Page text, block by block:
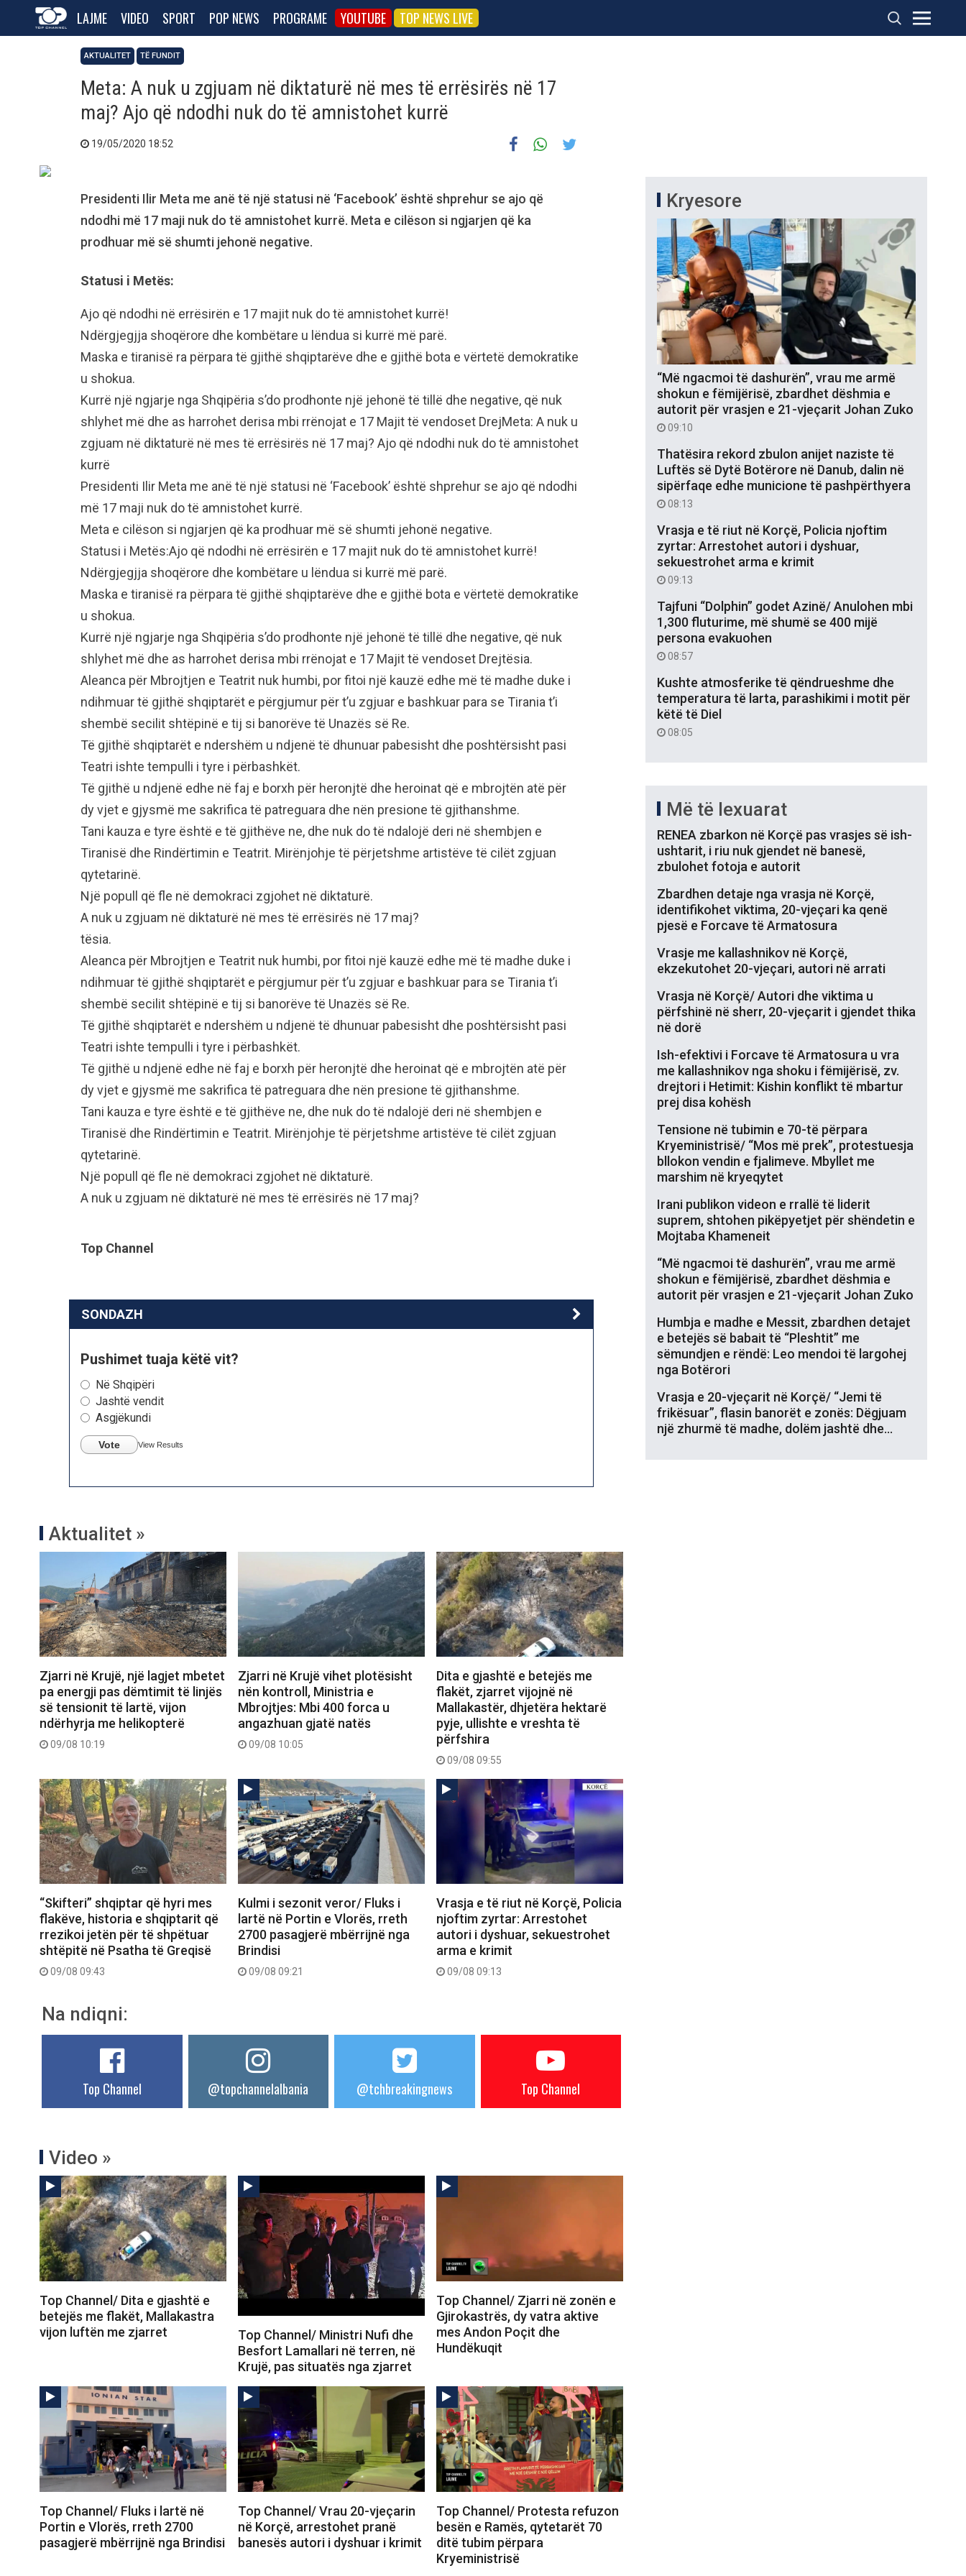
LAJME VIDEO SPORT POP NEWS PROGRAME YOUTUBE TOP NEWS LIVE
AKTUALITET TË FUNDIT
Meta: A nuk u zgjuam në diktaturë në mes të errësirës në 17
maj? Ajo që ndodhi nuk do të amnistohet kurrë
19/05/2020 18:52
Presidenti Ilir Meta me anë të një statusi në ‘Facebook’ është shprehur se ajo që
ndodhi më 17 maji nuk do të amnistohet kurrë. Meta e cilëson si ngjarjen që ka
prodhuar më së shumti jehonë negative.
Statusi i Metës:
Ajo që ndodhi në errësirën e 17 majit nuk do të amnistohet kurrë!
Ndërgjegjja shoqërore dhe kombëtare u lëndua si kurrë më parë.
Maska e tiranisë ra përpara të gjithë shqiptarëve dhe e gjithë bota e vërtetë demokratike
u shokua.
Kurrë një ngjarje nga Shqipëria s’do prodhonte një jehonë të tillë dhe negative, që nuk
shlyhet më dhe as harrohet derisa mbi rrënojat e 17 Majit të vendoset DrejMeta: A nuk u
zgjuam në diktaturë në mes të errësirës në 17 maj? Ajo që ndodhi nuk do të amnistohet
kurrë
Presidenti Ilir Meta me anë të një statusi në ‘Facebook’ është shprehur se ajo që ndodhi
më 17 maji nuk do të amnistohet kurrë.
Meta e cilëson si ngjarjen që ka prodhuar më së shumti jehonë negative.
Statusi i Metës:Ajo që ndodhi në errësirën e 17 majit nuk do të amnistohet kurrë!
Ndërgjegjja shoqërore dhe kombëtare u lëndua si kurrë më parë.
Maska e tiranisë ra përpara të gjithë shqiptarëve dhe e gjithë bota e vërtetë demokratike
u shokua.
Kurrë një ngjarje nga Shqipëria s’do prodhonte një jehonë të tillë dhe negative, që nuk
shlyhet më dhe as harrohet derisa mbi rrënojat e 17 Majit të vendoset Drejtësia.
Aleanca për Mbrojtjen e Teatrit nuk humbi, por fitoi një kauzë edhe më të madhe duke i
ndihmuar të gjithë shqiptarët e përgjumur për t’u zgjuar e bashkuar para se Tirania t’i
shembë secilit shtëpinë e tij si banorëve të Unazës së Re.
Të gjithë shqiptarët e ndershëm u ndjenë të dhunuar pabesisht dhe poshtërsisht pasi
Teatri ishte tempulli i tyre i përbashkët.
Të gjithë u ndjenë edhe në faj e borxh për heronjtë dhe heroinat që e mbrojtën atë për
dy vjet e gjysmë me sakrifica të patreguara dhe nën presione të gjithanshme.
Tani kauza e tyre është e të gjithëve ne, dhe nuk do të ndalojë deri në shembjen e
Tiranisë dhe Rindërtimin e Teatrit. Mirënjohje të përjetshme artistëve të cilët zgjuan
qytetarinë.
Një popull që fle në demokraci zgjohet në diktaturë.
A nuk u zgjuam në diktaturë në mes të errësirës në 17 maj?
tësia.
Aleanca për Mbrojtjen e Teatrit nuk humbi, por fitoi një kauzë edhe më të madhe duke i
ndihmuar të gjithë shqiptarët e përgjumur për t’u zgjuar e bashkuar para se Tirania t’i
shembë secilit shtëpinë e tij si banorëve të Unazës së Re.
Të gjithë shqiptarët e ndershëm u ndjenë të dhunuar pabesisht dhe poshtërsisht pasi
Teatri ishte tempulli i tyre i përbashkët.
Të gjithë u ndjenë edhe në faj e borxh për heronjtë dhe heroinat që e mbrojtën atë për
dy vjet e gjysmë me sakrifica të patreguara dhe nën presione të gjithanshme.
Tani kauza e tyre është e të gjithëve ne, dhe nuk do të ndalojë deri në shembjen e
Tiranisë dhe Rindërtimin e Teatrit. Mirënjohje të përjetshme artistëve të cilët zgjuan
qytetarinë.
Një popull që fle në demokraci zgjohet në diktaturë.
A nuk u zgjuam në diktaturë në mes të errësirës në 17 maj?
Top Channel
SONDAZH
Pushimet tuaja këtë vit?
Në Shqipëri
Jashtë vendit
Asgjëkundi
Vote View Results
Aktualitet »
Zjarri në Krujë, një lagjet mbetet
pa energji pas dëmtimit të linjës
së tensionit të lartë, vijon
ndërhyrja me helikopterë
09/08 10:19
Zjarri në Krujë vihet plotësisht
nën kontroll, Ministria e
Mbrojtjes: Mbi 400 forca u
angazhuan gjatë natës
09/08 10:05
Dita e gjashtë e betejës me
flakët, zjarret vijojnë në
Mallakastër, dhjetëra hektarë
pyje, ullishte e vreshta të
përfshira
09/08 09:55
“Skifteri” shqiptar që hyri mes
flakëve, historia e shqiptarit që
rrezikoi jetën për të shpëtuar
shtëpitë në Psatha të Greqisë
09/08 09:43
Kulmi i sezonit veror/ Fluks i
lartë në Portin e Vlorës, rreth
2700 pasagjerë mbërrijnë nga
Brindisi
09/08 09:21
Vrasja e të riut në Korçë, Policia
njoftim zyrtar: Arrestohet
autori i dyshuar, sekuestrohet
arma e krimit
09/08 09:13
Na ndiqni:
Top Channel @topchannelalbania @tchbreakingnews Top Channel
Video »
Top Channel/ Dita e gjashtë e
betejës me flakët, Mallakastra
vijon luftën me zjarret
Top Channel/ Ministri Nufi dhe
Besfort Lamallari në terren, në
Krujë, pas situatës nga zjarret
Top Channel/ Zjarri në zonën e
Gjirokastrës, dy vatra aktive
mes Andon Poçit dhe
Hundëkuqit
Top Channel/ Fluks i lartë në
Portin e Vlorës, rreth 2700
pasagjerë mbërrijnë nga Brindisi
Top Channel/ Vrau 20-vjeçarin
në Korçë, arrestohet pranë
banesës autori i dyshuar i krimit
Top Channel/ Protesta refuzon
besën e Ramës, qytetarët 70
ditë tubim përpara
Kryeministrisë
Kryesore
“Më ngacmoi të dashurën”, vrau me armë
shokun e fëmijërisë, zbardhet dëshmia e
autorit për vrasjen e 21-vjeçarit Johan Zuko
09:10
Thatësira rekord zbulon anijet naziste të
Luftës së Dytë Botërore në Danub, dalin në
sipërfaqe edhe municione të pashpërthyera
08:13
Vrasja e të riut në Korçë, Policia njoftim
zyrtar: Arrestohet autori i dyshuar,
sekuestrohet arma e krimit
09:13
Tajfuni “Dolphin” godet Azinë/ Anulohen mbi
1,300 fluturime, më shumë se 400 mijë
persona evakuohen
08:57
Kushte atmosferike të qëndrueshme dhe
temperatura të larta, parashikimi i motit për
këtë të Diel
08:05
Më të lexuarat
RENEA zbarkon në Korçë pas vrasjes së ish-
ushtarit, i riu nuk gjendet në banesë,
zbulohet fotoja e autorit
Zbardhen detaje nga vrasja në Korçë,
identifikohet viktima, 20-vjeçari ka qenë
pjesë e Forcave të Armatosura
Vrasje me kallashnikov në Korçë,
ekzekutohet 20-vjeçari, autori në arrati
Vrasja në Korçë/ Autori dhe viktima u
përfshinë në sherr, 20-vjeçarit i gjendet thika
në dorë
Ish-efektivi i Forcave të Armatosura u vra
me kallashnikov nga shoku i fëmijërisë, zv.
drejtori i Hetimit: Kishin konflikt të mbartur
prej disa kohësh
Tensione në tubimin e 70-të përpara
Kryeministrisë/ “Mos më prek”, protestuesja
bllokon vendin e fjalimeve. Mbyllet me
marshim në kryeqytet
Irani publikon videon e rrallë të liderit
suprem, shtohen pikëpyetjet për shëndetin e
Mojtaba Khameneit
“Më ngacmoi të dashurën”, vrau me armë
shokun e fëmijërisë, zbardhet dëshmia e
autorit për vrasjen e 21-vjeçarit Johan Zuko
Humbja e madhe e Messit, zbardhen detajet
e betejës së babait të “Pleshtit” me
sëmundjen e rëndë: Leo mendoi të largohej
nga Botërori
Vrasja e 20-vjeçarit në Korçë/ “Jemi të
frikësuar”, flasin banorët e zonës: Dëgjuam
një zhurmë të madhe, dolëm jashtë dhe…